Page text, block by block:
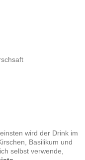
wird der Drink im
Basilikum und
selbst verwende,